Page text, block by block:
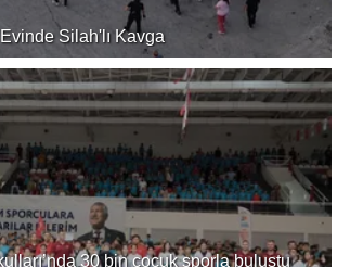
Silah'lı Kavga
30 bin çocuk sporla buluştu